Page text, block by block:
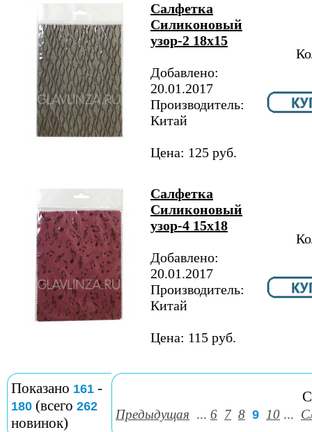
Салфетка
Силиконовый
узор-2 18х15
Добавлено:
20.01.2017
Производитель:
Китай
Цена: 125 руб.
Салфетка
Силиконовый
узор-4 15х18
Добавлено:
20.01.2017
Производитель:
Китай
Цена: 115 руб.
Показано 161 -
180 (всего 262
новинок)
Предыдущая ... 6 7 8 9 10 ...